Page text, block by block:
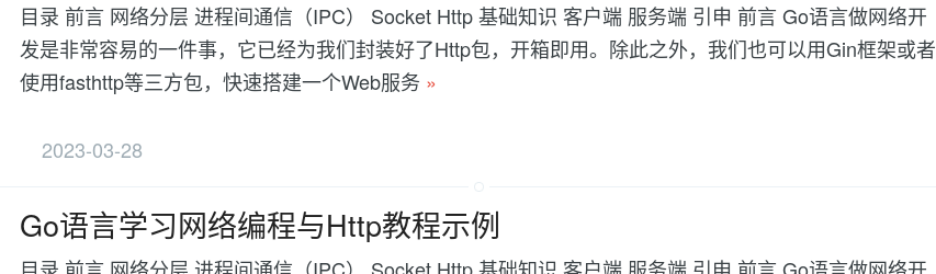
目录 前言 网络分层 进程间通信（IPC） Socket Http 基础知识 客户端 服务端 引申 前言 Go语言做网络开
发是非常容易的一件事，它已经为我们封装好了Http包，开箱即用。除此之外，我们也可以用Gin框架或者
使用fasthttp等三方包，快速搭建一个Web服务 »
2023-03-28
Go语言学习网络编程与Http教程示例